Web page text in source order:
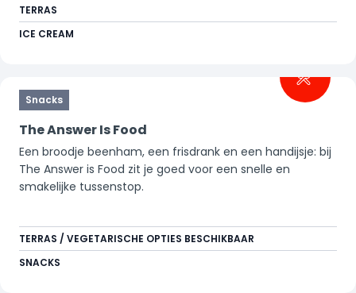
TERRAS
ICE CREAM
Snacks
The Answer Is Food
Een broodje beenham, een frisdrank en een handijsje: bij
The Answer is Food zit je goed voor een snelle en
smakelijke tussenstop.
TERRAS / VEGETARISCHE OPTIES BESCHIKBAAR
SNACKS